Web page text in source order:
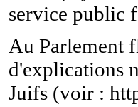
service public
Au Parlement
d'explications
Juifs (voir :